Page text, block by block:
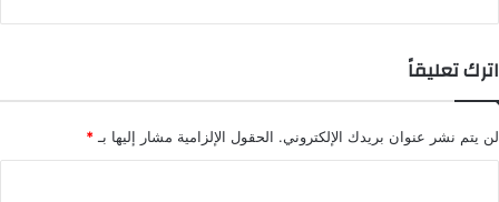
اترك تعليقاً
لن يتم نشر عنوان بريدك الإلكتروني. الحقول الإلزامية مشار إليها بـ *